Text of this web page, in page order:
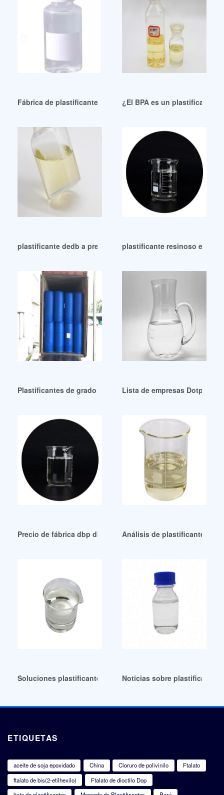
Fábrica de plastificantes ecológicos y libres de ftalatos
¿El BPA es un plastificante?
plastificante dedb a precio de fábrica plastificante dedb
plastificante resinoso en
Plastificantes de grado industrial – Bayegan
Lista de empresas Dotp
Precio de fábrica dbp dbp Proveedores y fabricantes
Análisis de plastificantes a
Soluciones plastificantes alternativas de alta calidad
Noticias sobre plastificantes
ETIQUETAS
aceite de soja epoxidado China Cloruro de polivinilo
Ftalato
ftalato de bis(2-etilhexilo)
Ftalato de dioctilo Dop